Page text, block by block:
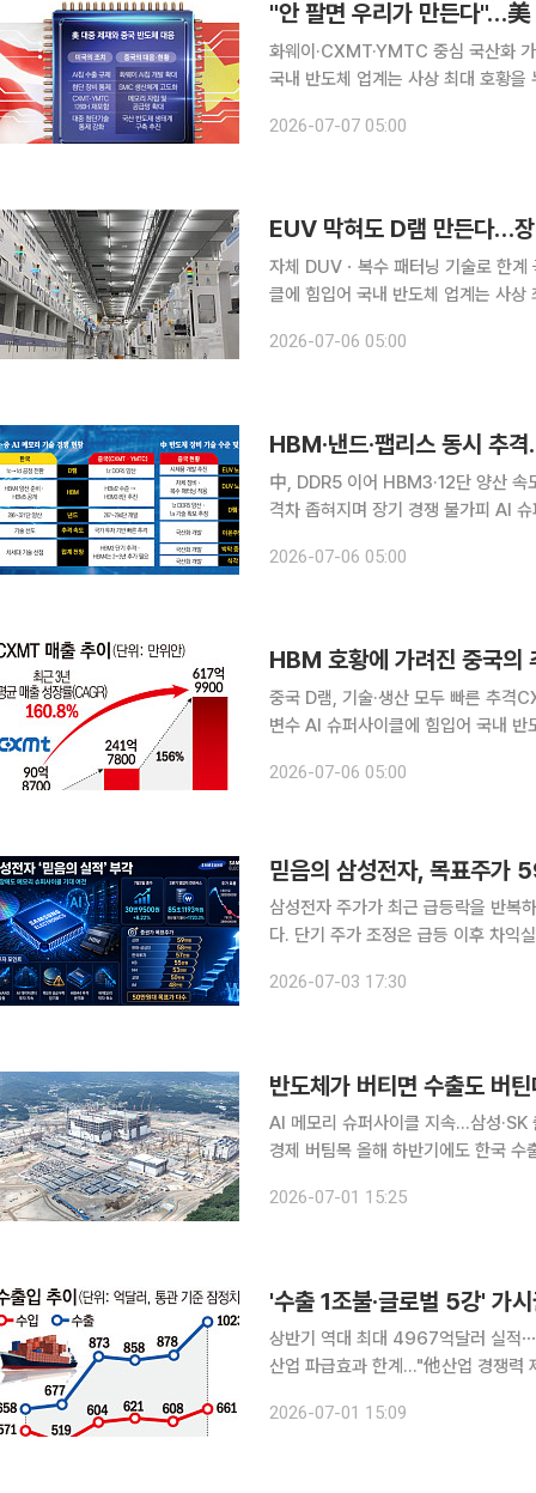
화웨이·CXMT·YMTC 중심 국산화
국내 반도체 업계는 사상 최대 호황
지원과 대규모 투자, 인재 확보를 바
2026-07-07 05:00
자체 DUVㆍ복수 패터닝 기술로 한계
클에 힘입어 국내 반도체 업계는 사
체들은 정부 지원과 대규모 투자, 인
2026-07-06 05:00
中, DDR5 이어 HBM3·12단 양산
격차 좁혀지며 장기 경쟁 불가피 AI
거 성숙 공정과 범용 제품에 머물렀던
2026-07-06 05:00
중국 D램, 기술·생산 모두 빠른 추격
변수 AI 슈퍼사이클에 힘입어 국내
머물렀던 중국 업체들은 정부 지원과
2026-07-06 05:00
삼성전자 주가가 최근 급등락을 반복
다. 단기 주가 조정은 급등 이후 차익
다. 3일 한국거래소에 따르면 이날
2026-07-03 17:30
반도체가 버티면 수출도 버
AI 메모리 슈퍼사이클 지속…삼성·SK
경제 버팀목 올해 하반기에도 한국 수출을 떠받칠 핵심 동력은 반도체가 될 것이라는 전망이 힘을
스테이트드라이브(SSD) 수요가 꾸준
2026-07-01 15:25
'수출 1조불·글로벌 5강' 가
상반기 역대 최대 4967억달러 실적
산업 파급효과 한계…"他산업 경쟁력 제고 필요” 지난달 우리나라 수출이
품목인 반도체에 전체 수출의 44%
2026-07-01 15:09